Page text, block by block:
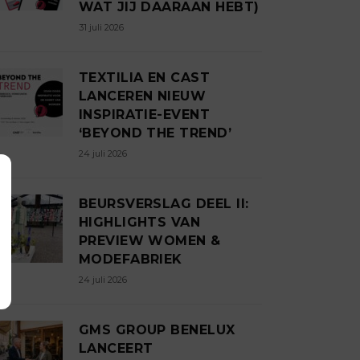
WAT JIJ DAARAAN HEBT)
31 juli 2026
TEXTILIA EN CAST
LANCEREN NIEUW
INSPIRATIE-EVENT
‘BEYOND THE TREND’
24 juli 2026
BEURSVERSLAG DEEL II:
HIGHLIGHTS VAN
PREVIEW WOMEN &
MODEFABRIEK
24 juli 2026
GMS GROUP BENELUX
LANCEERT